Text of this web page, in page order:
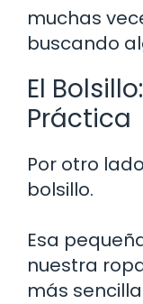
muchas
buscando
El
Práctica
Por otro
bolsillo.
Esa
nuestra
más